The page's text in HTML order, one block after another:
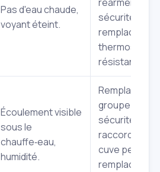
Pas d'eau chaude,
voyant éteint.
sécurité,
thermostat
résistance.
Écoulement visible
sous le
chauffe‑eau,
humidité.
groupe de
sécurité,
raccords. Si
cuve percée,